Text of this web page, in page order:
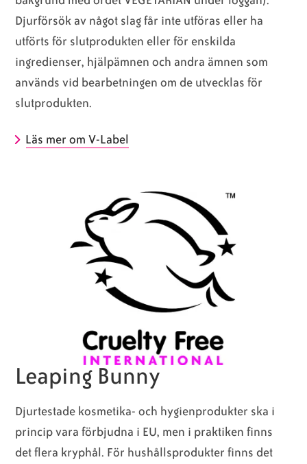
Djurförsök av något slag får inte utföras eller ha
utförts för slutprodukten eller för enskilda
ingredienser, hjälpämnen och andra ämnen som
används vid bearbetningen om de utvecklas för
slutprodukten.
Läs mer om V-Label
Leaping Bunny
Djurtestade kosmetika- och hygienprodukter ska i
princip vara förbjudna i EU, men i praktiken finns
det flera kryphål. För hushållsprodukter finns det